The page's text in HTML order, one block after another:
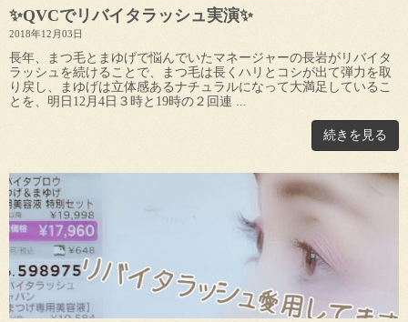
✨QVCでリバイタラッシュ実演✨
2018年12月03日
長年、まつ毛とまゆげで悩んでいたマネージャーの長岩がリバイタ
ラッシュを続けることで、まつ毛は長くハリとコシが出て弾力を取
り戻し、まゆげは立体感あるナチュラルになって大満足しているこ
とを、明日12月4日３時と19時の２回連 ...
続きを見る